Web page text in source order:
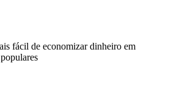
fácil de economizar dinheiro em